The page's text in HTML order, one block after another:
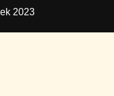
2023